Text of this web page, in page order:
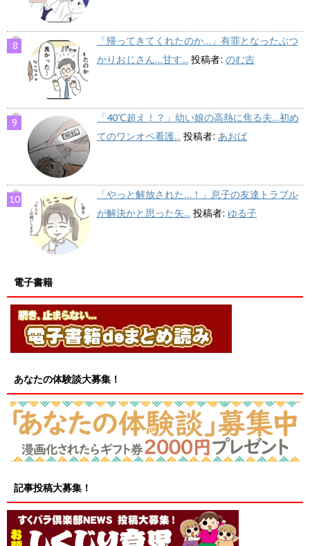
「帰ってきてくれたのか…」有罪となったぶつ
かりおじさん…甘す... 投稿者: のむ吉
「40℃超え！？」幼い娘の高熱に焦る夫…初め
てのワンオペ看護... 投稿者: あおば
「やっと解放された…！」息子の友達トラブル
が解決かと思った矢... 投稿者: ゆる子
電子書籍
あなたの体験談大募集！
記事投稿大募集！